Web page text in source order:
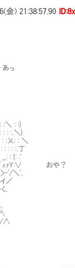
金) 21:38:57.90
: :}
:.＼}
乂: : ＼
: :.丁
: {: :'
´ｨｧY:∨ おや？
＼',